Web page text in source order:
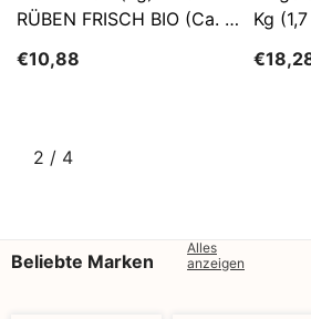
RÜBEN FRISCH BIO (ca. 5
€10,88
Kg
2 / von
4
Beliebte Marken
Alles
anzeigen